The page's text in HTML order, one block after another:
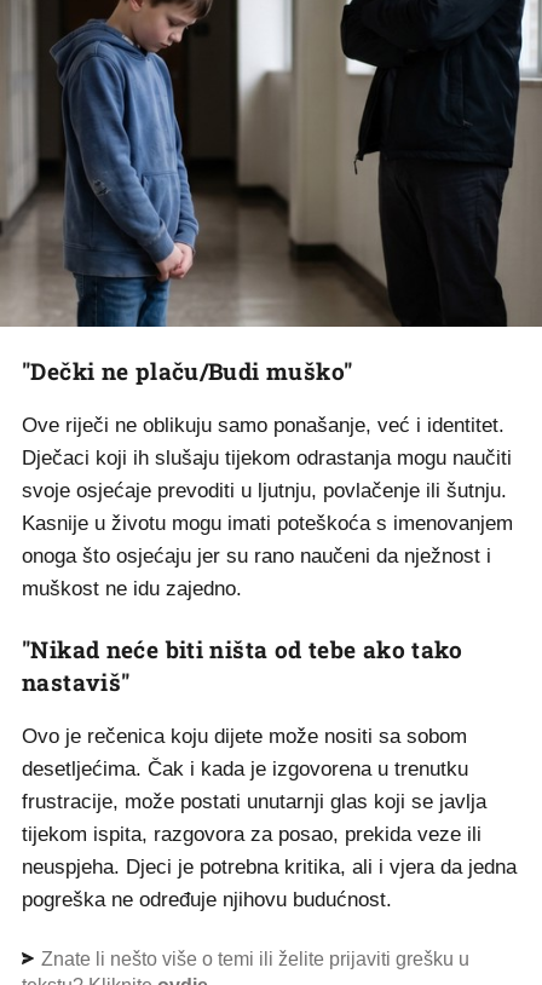
"Dečki ne plaču/Budi muško"
Ove riječi ne oblikuju samo ponašanje, već i identitet.
Dječaci koji ih slušaju tijekom odrastanja mogu naučiti
svoje osjećaje prevoditi u ljutnju, povlačenje ili šutnju.
Kasnije u životu mogu imati poteškoća s imenovanjem
onoga što osjećaju jer su rano naučeni da nježnost i
muškost ne idu zajedno.
"Nikad neće biti ništa od tebe ako tako
nastaviš"
Ovo je rečenica koju dijete može nositi sa sobom
desetljećima. Čak i kada je izgovorena u trenutku
frustracije, može postati unutarnji glas koji se javlja
tijekom ispita, razgovora za posao, prekida veze ili
neuspjeha. Djeci je potrebna kritika, ali i vjera da jedna
pogreška ne određuje njihovu budućnost.
Znate li nešto više o temi ili želite prijaviti grešku u